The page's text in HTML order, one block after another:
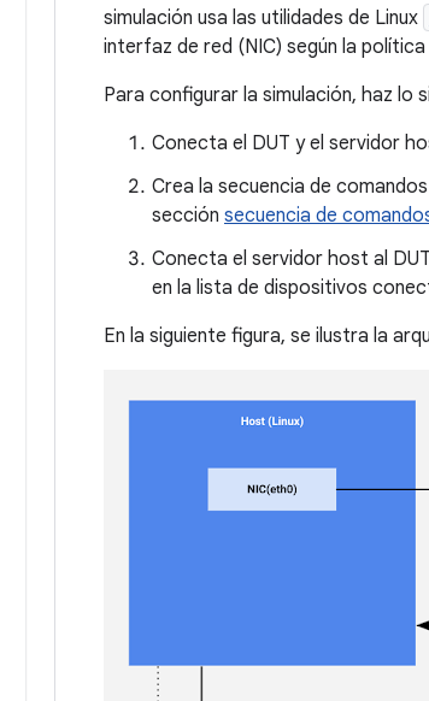
simulación usa las utilidades de Linux
interfaz de red (NIC) según la
Para configurar la simulación, haz lo
Conecta el DUT y el servidor
Crea la secuencia de comandos
sección secuencia de
Conecta el servidor host al
en la lista de dispositivos
En la siguiente figura, se ilustra la